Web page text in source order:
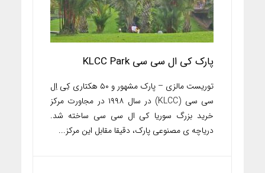
پارک کی ال سی سی KLCC Park
توریست مالزی – پارک مشهور و ۵۰ هکتاری کِی اِل
سی سی (KLCC) در سال ۱۹۹۸ در مجاورت مرکز
خرید بزرگ سوریا کی ال سی سی ساخته شد.
دریاچه ی مصنوعی پارک، دقیقا مقابل این مرکز...